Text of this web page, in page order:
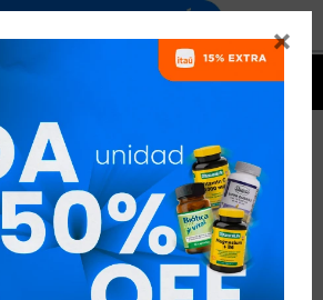

CON WHEY PROTEIN
VER TODAS LAS ENTRADAS